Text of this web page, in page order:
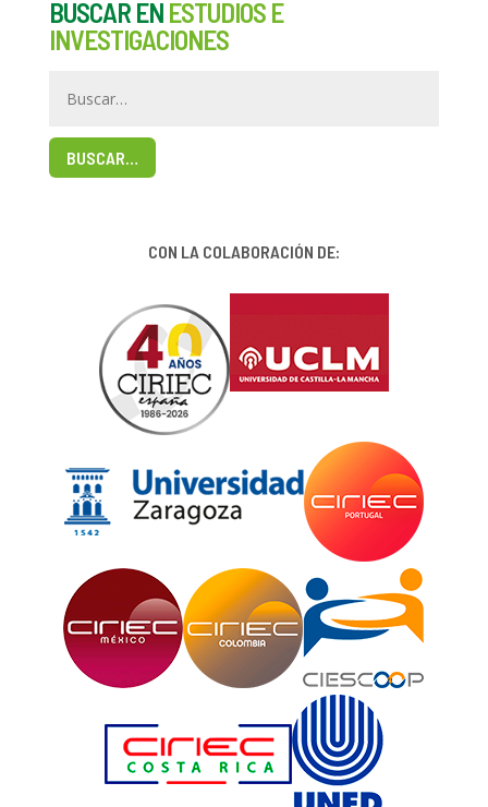
BUSCAR EN ESTUDIOS E
INVESTIGACIONES
BUSCAR…
CON LA COLABORACIÓN DE: